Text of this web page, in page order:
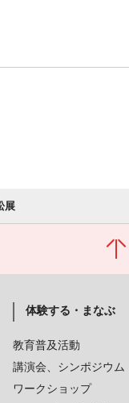
展
体験する・まなぶ
教育普及活動
講演会、シンポジウム
ワークショップ